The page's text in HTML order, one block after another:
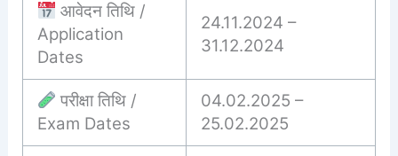
आवेदन तिथि /
Application
Dates
24.11.2024 –
31.12.2024
परीक्षा तिथि /
Exam Dates
04.02.2025 –
25.02.2025